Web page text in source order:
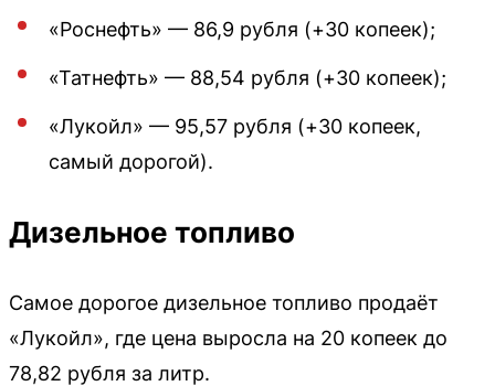
«Роснефть» — 86,9 рубля (+30 копеек);
«Татнефть» — 88,54 рубля (+30 копеек);
«Лукойл» — 95,57 рубля (+30 копеек,
самый дорогой).
Дизельное топливо
Самое дорогое дизельное топливо продаёт
«Лукойл», где цена выросла на 20 копеек до
78,82 рубля за литр.